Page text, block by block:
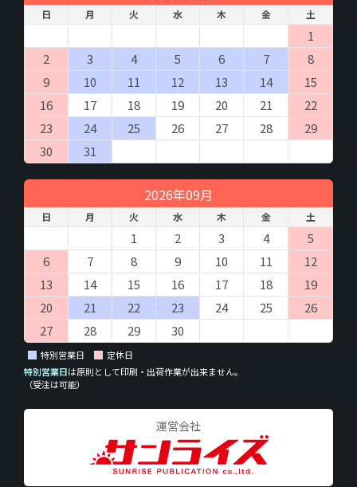
日 月 火 水 木 金 土
1
2
3 4 5 6 7
8
9
10 11 12 13 14
15
16
17 18 19 20 21
22
23
24 25 26 27 28
29
30
31
2026年09月
日 月 火 水 木 金 土
1 2 3 4
5
6
7 8 9 10 11
12
13
14 15 16 17 18
19
20
21 22 23 24 25
26
27
28 29 30
特別営業日
定休日
特別営業日は原則として印刷・出荷作業が出来ません。
（受注は可能）
運営会社